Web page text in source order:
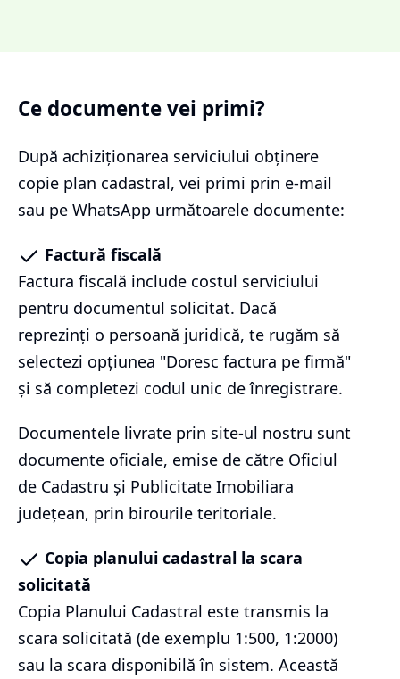
Ce documente vei primi?
După achiziționarea serviciului obținere
copie plan cadastral, vei primi prin e-mail
sau pe WhatsApp următoarele documente:
Factură fiscală
Factura fiscală include costul serviciului
pentru documentul solicitat. Dacă
reprezinți o persoană juridică, te rugăm să
selectezi opțiunea "Doresc factura pe firmă"
și să completezi codul unic de înregistrare.
Documentele livrate prin site-ul nostru sunt
documente oficiale, emise de către Oficiul
de Cadastru și Publicitate Imobiliara
județean, prin birourile teritoriale.
Copia planului cadastral la scara
solicitată
Copia Planului Cadastral este transmis la
scara solicitată (de exemplu 1:500, 1:2000)
sau la scara disponibilă în sistem. Această